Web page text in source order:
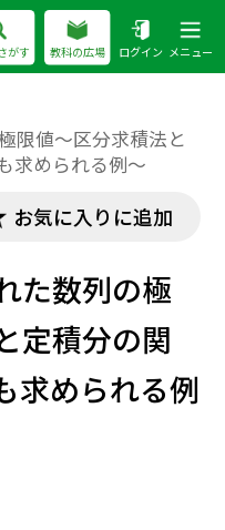
がす 教科の広場 ログイン メニュー
限値～区分求積法と
求められる例～
お気に入りに追加
た数列の極
定積分の関
求められる例